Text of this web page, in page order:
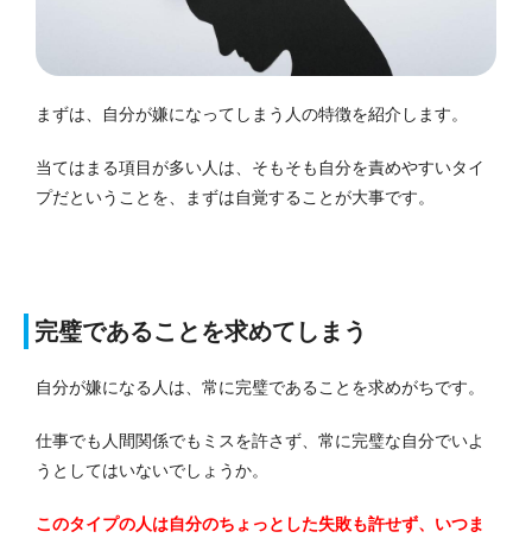
まずは、自分が嫌になってしまう人の特徴を紹介します。
当てはまる項目が多い人は、そもそも自分を責めやすいタイ
プだということを、まずは自覚することが大事です。
完璧であることを求めてしまう
自分が嫌になる人は、常に完璧であることを求めがちです。
仕事でも人間関係でもミスを許さず、常に完璧な自分でいよ
うとしてはいないでしょうか。
このタイプの人は自分のちょっとした失敗も許せず、いつま